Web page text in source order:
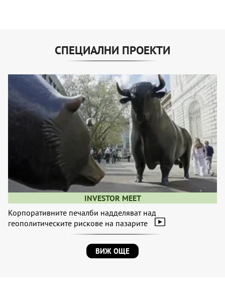
СПЕЦИАЛНИ ПРОЕКТИ
INVESTOR MEET
Корпоративните печалби надделяват над
геополитическите рискове на пазарите
ВИЖ ОЩЕ